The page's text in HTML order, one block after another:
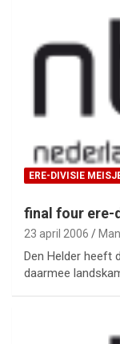
ERE-DIVISIE
final four ere-
23 april 2006
Den Helder heeft
daarmee